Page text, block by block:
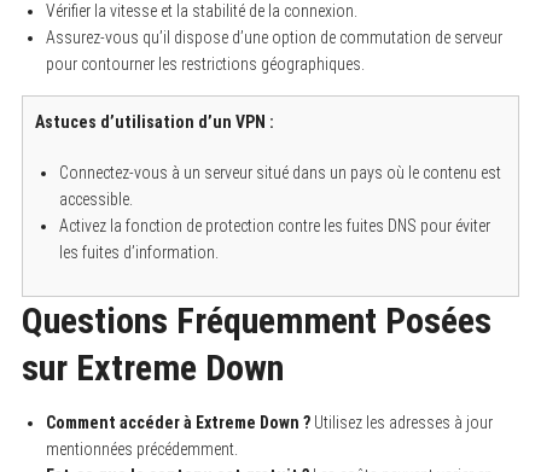
Vérifier la vitesse et la stabilité de la connexion.
Assurez-vous qu’il dispose d’une option de commutation de serveur
pour contourner les restrictions géographiques.
Astuces d’utilisation d’un VPN :
Connectez-vous à un serveur situé dans un pays où le contenu est
accessible.
Activez la fonction de protection contre les fuites DNS pour éviter
les fuites d’information.
Questions Fréquemment Posées
sur Extreme Down
Comment accéder à Extreme Down ?Utilisez les adresses à jour
mentionnées précédemment.